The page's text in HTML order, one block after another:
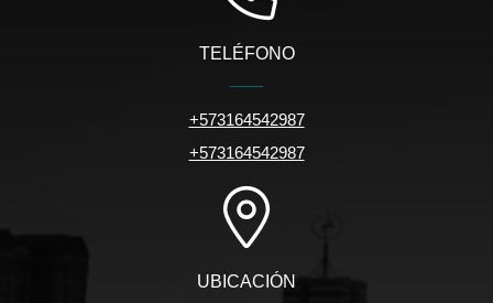
TELÉFONO
+573164542987
+573164542987
UBICACIÓN